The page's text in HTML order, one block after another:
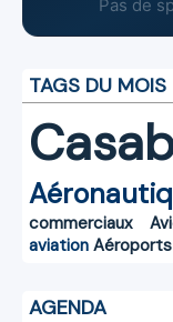
Pas de
TAGS DU MOIS
commerciaux
aviation Aéroports
AGENDA